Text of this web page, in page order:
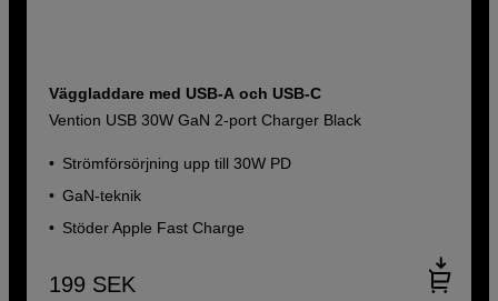
Väggladdare med USB-A och USB-C
Vention USB 30W GaN 2-port Charger Black
Strömförsörjning upp till 30W PD
GaN-teknik
Stöder Apple Fast Charge
199 SEK